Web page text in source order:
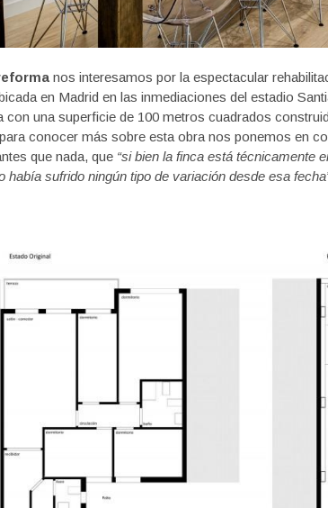
nos interesamos por la espectacular
en Madrid en las inmediaciones del estadio
con una superficie de 100 metros cuadrados
conocer más sobre esta obra nos ponemos en
que nada, que “si bien la finca está técnicamente
había sufrido ningún tipo de variación desde esa